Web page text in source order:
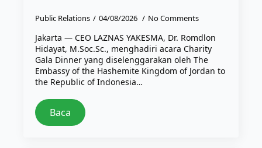
Public Relations 04/08/2026 No Comments
Jakarta — CEO LAZNAS YAKESMA, Dr. Romdlon
Hidayat, M.Soc.Sc., menghadiri acara Charity
Gala Dinner yang diselenggarakan oleh The
Embassy of the Hashemite Kingdom of Jordan to
the Republic of Indonesia…
Baca